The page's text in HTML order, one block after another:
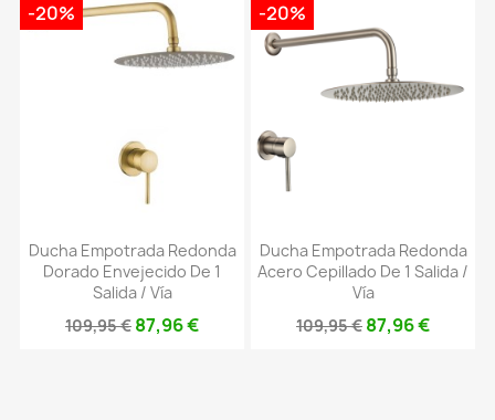
Ducha Empotrada Redonda
Dorado Envejecido De 1
Salida / Vía
109,95 € 87,96 €
-20%
Ducha Empotrada Redonda
Acero Cepillado De 1 Salida /
Vía
109,95 € 87,96 €
-20%